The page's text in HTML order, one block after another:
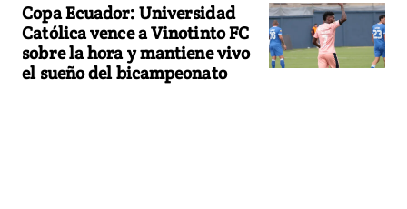
Copa Ecuador: Universidad
Católica vence a Vinotinto FC
sobre la hora y mantiene vivo
el sueño del bicampeonato